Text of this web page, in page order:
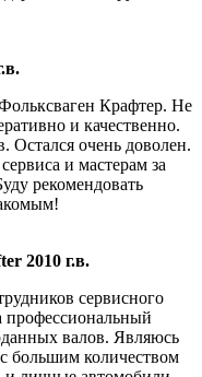
Крафтер. Не
и качественно.
Остался очень доволен.
и мастерам за
рекомендовать
2010 г.в.
сервисного
профессиональный
валов. Являюсь
большим количеством